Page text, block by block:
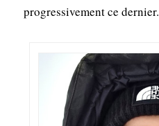
progressivement ce dernier.